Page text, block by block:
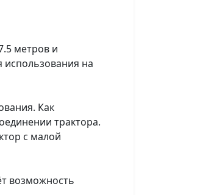
метров и
использования на
Как
трактора.
с малой
возможность